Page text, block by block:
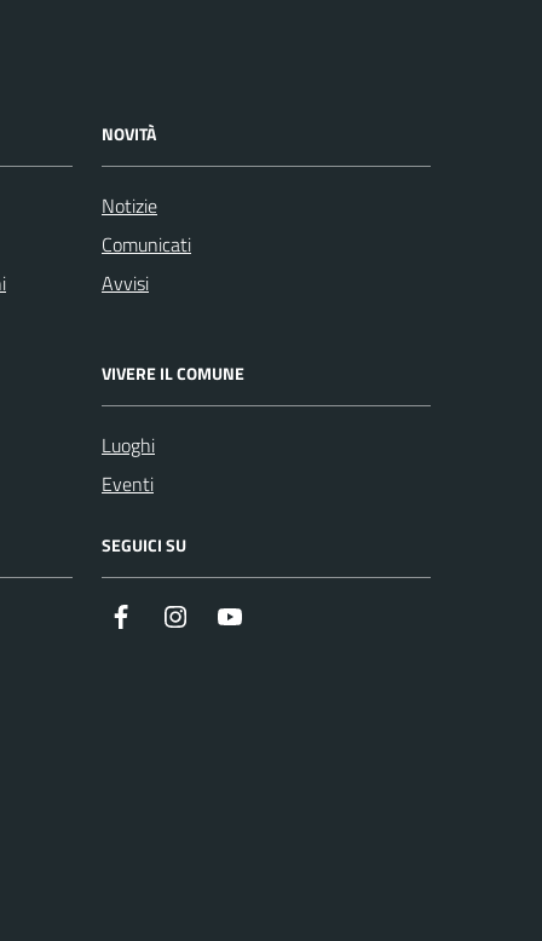
NOVITÀ
Notizie
Comunicati
Avvisi
VIVERE IL COMUNE
Luoghi
Eventi
SEGUICI SU
Facebook Instagram